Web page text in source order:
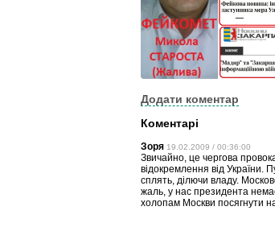
Додати коментар
Коментарі
Зоря 19.02.2009 / 00:36:00
Звичайно, це чергова
відокремлення від України.
сплять, ділючи владу.
жаль, у нас президента
холопам Москви посягнути